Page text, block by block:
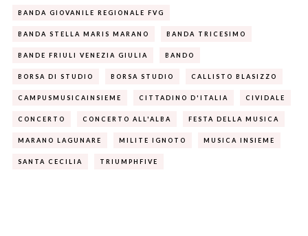
BANDA GIOVANILE REGIONALE FVG
BANDA STELLA MARIS MARANO BANDA TRICESIMO
BANDE FRIULI VENEZIA GIULIA BANDO
BORSA DI STUDIO BORSA STUDIO CALLISTO BLASIZZO
CAMPUSMUSICAINSIEME CITTADINO D'ITALIA CIVIDALE
CONCERTO CONCERTO ALL'ALBA FESTA DELLA MUSICA
MARANO LAGUNARE MILITE IGNOTO MUSICA INSIEME
SANTA CECILIA TRIUMPHFIVE